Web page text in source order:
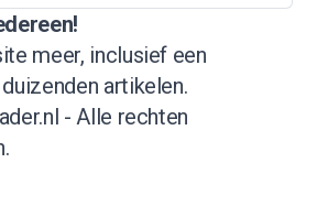
we zo snel
Het kan ook
zijn, maar ook
artikel
meer, inclusief een
artikelen.
- Alle rechten